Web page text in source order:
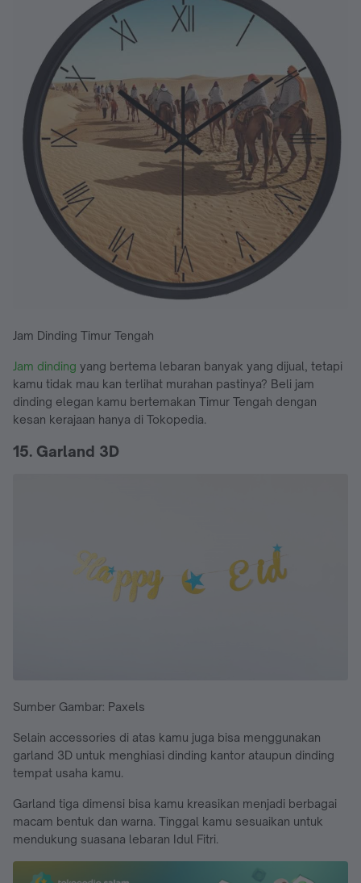
Jam Dinding Timur Tengah
Jam dinding yang bertema lebaran banyak yang dijual, tetapi
kamu tidak mau kan terlihat murahan pastinya? Beli jam
dinding elegan kamu bertemakan Timur Tengah dengan
kesan kerajaan hanya di Tokopedia.
15. Garland 3D
Sumber Gambar: Paxels
Selain accessories di atas kamu juga bisa menggunakan
garland 3D untuk menghiasi dinding kantor ataupun dinding
tempat usaha kamu.
Garland tiga dimensi bisa kamu kreasikan menjadi berbagai
macam bentuk dan warna. Tinggal kamu sesuaikan untuk
mendukung suasana lebaran Idul Fitri.